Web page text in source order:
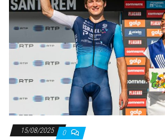
15/08/2025 0